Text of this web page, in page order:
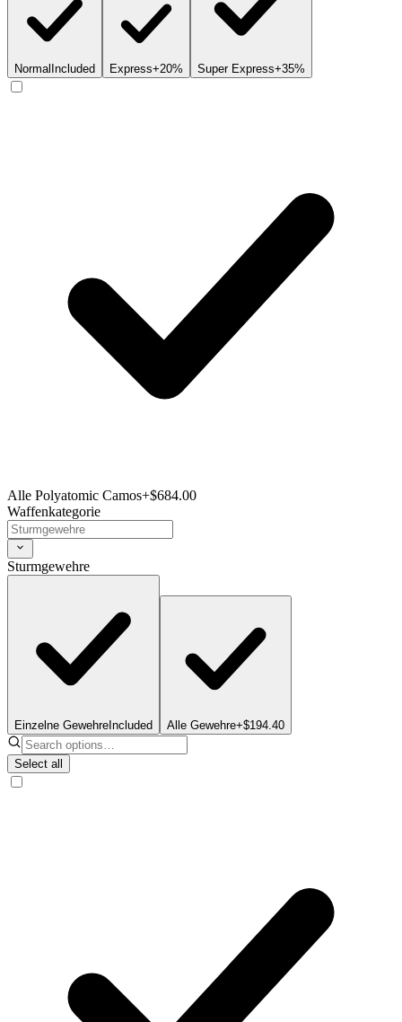
NormalIncluded Express+20% Super Express+35%
Alle Polyatomic Camos+$684.00
Waffenkategorie
Sturmgewehre
Einzelne Gewehre Included Alle Gewehre+$194.40
Select all